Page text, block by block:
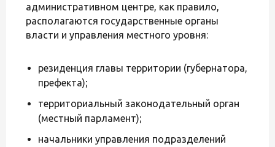
административном центре, как правило,
располагаются государственные органы
власти и управления местного уровня:
резиденция главы территории (губернатора,
префекта);
территориальный законодательный орган
(местный парламент);
начальники управления подразделений